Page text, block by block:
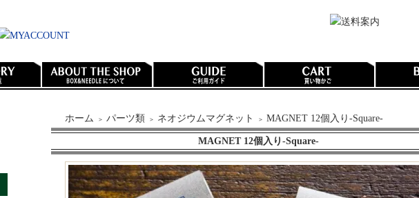
ホーム ＞ パーツ類 ＞ ネオジウムマグネット ＞ MAGNET 12個入り-Square-
MAGNET 12個入り-Square-